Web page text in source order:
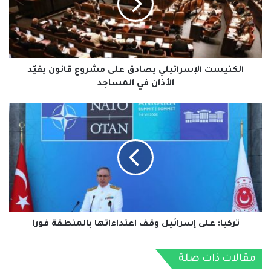
#الخبر_بين_يديك #صحيفة_العربي_الالكترونية
نسخ الرابط
مشروع
قانون
يقيّد
الأذان
المساجدالكنيست الإسرائيلي يصادق على مشروع قانون يقيّد
الأذان في المساجد
إسرائيل
اعتداءاتها
بالمنطقة
فورا
تركيا: على إسرائيل وقف اعتداءاتها بالمنطقة فورا
مقالات ذات صلة